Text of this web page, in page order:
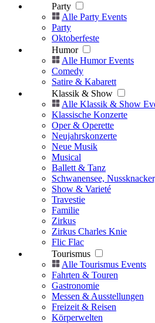
Party
Alle Party Events
Party
Oktoberfeste
Humor
Alle Humor Events
Comedy
Satire & Kabarett
Klassik & Show
Alle Klassik & Show
Klassische Konzerte
Oper & Operette
Neujahrskonzerte
Neue Musik
Musical
Ballett & Tanz
Schwanensee,
Show & Varieté
Travestie
Familie
Zirkus
Zirkus Charles Knie
Flic Flac
Tourismus
Alle Tourismus Events
Fahrten & Touren
Gastronomie
Messen & Ausstellungen
Freizeit & Reisen
Körperwelten